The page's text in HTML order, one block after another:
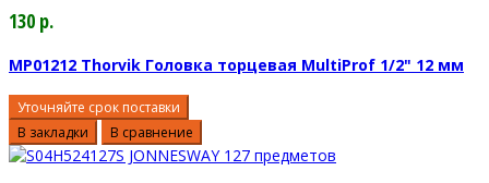
130 р.
MP01212 Thorvik Головка торцевая MultiProf 1/2" 12 мм
Уточняйте срок поставки
В закладки
В сравнение